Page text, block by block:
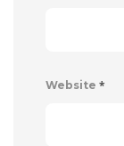
Website *